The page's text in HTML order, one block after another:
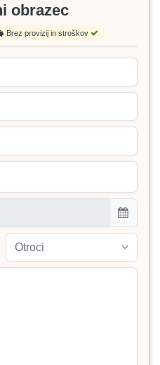
obrazec
Brez provizij in stroškov
Otroci